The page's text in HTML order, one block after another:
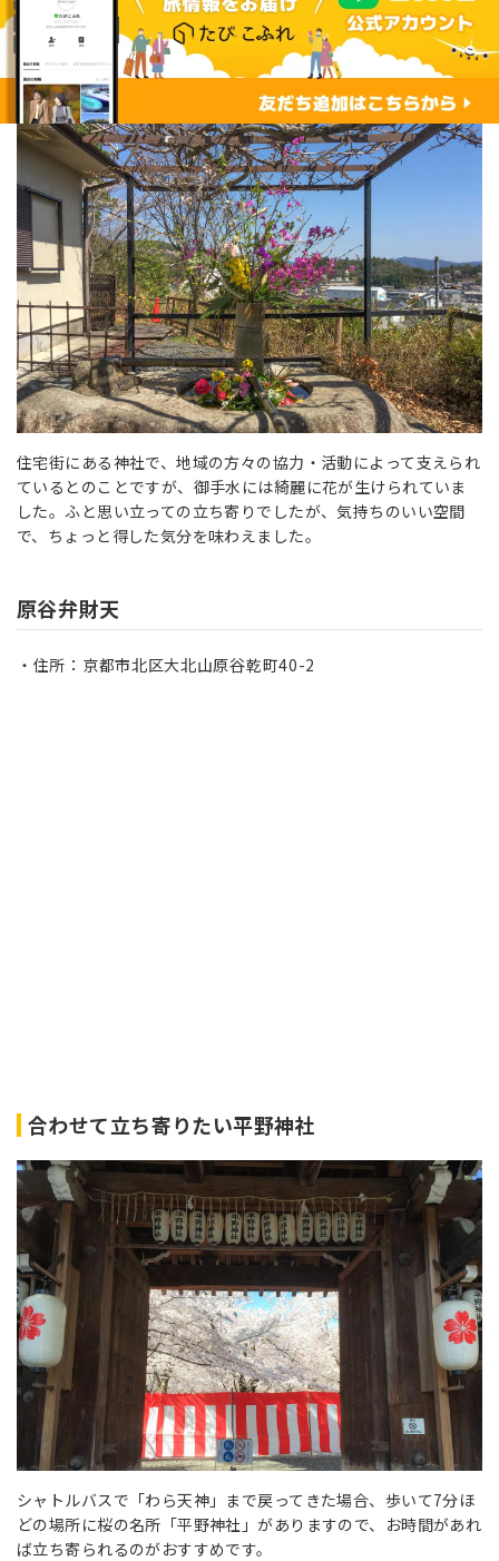
住宅街にある神社で、地域の方々の協力・活動によって支えられ
ているとのことですが、御手水には綺麗に花が生けられていま
した。ふと思い立っての立ち寄りでしたが、気持ちのいい空間
で、ちょっと得した気分を味わえました。
原谷弁財天
住所：京都市北区大北山原谷乾町40-2
合わせて立ち寄りたい平野神社
シャトルバスで「わら天神」まで戻ってきた場合、歩いて7分ほ
どの場所に桜の名所「平野神社」がありますので、お時間があれ
ば立ち寄られるのがおすすめです。